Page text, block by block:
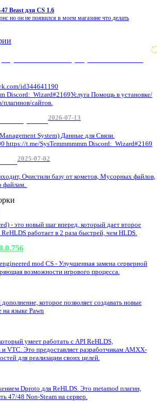
Beast для CS 1.6
но он не появился в моем магазине что делать
id344641190
Discord: Wizard#2169Услуга Помощь в установке/
сайтов.
2026-07-13
System) Данные для Связи.
https://t.me/SysTemmmmmm Discord: Wizard#2169
2025-07-02
Очистили базу от кометов, Мусорных файлов,
файлам.
- это новый шаг вперед, который дает второе
работает в 2 раза быстрей, чем HLDS.
mod CS - Улучшенная замена серверной
возможности игрового процесса.
которое позволяет создавать новые
языке Pawn
умеет работать с API ReHLDS,
VTC. Это предоставляет разработчикам AMXX-
для реализации своих целей.
Dproto для ReHLDS. Это metamod плагин,
47/48 Non-Steam на сервер.